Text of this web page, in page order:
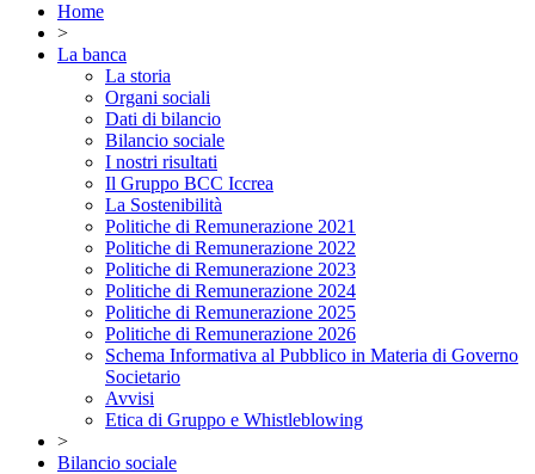
Home
>
La banca
La storia
Organi sociali
Dati di bilancio
Bilancio sociale
I nostri risultati
Il Gruppo BCC Iccrea
La Sostenibilità
Politiche di Remunerazione 2021
Politiche di Remunerazione 2022
Politiche di Remunerazione 2023
Politiche di Remunerazione 2024
Politiche di Remunerazione 2025
Politiche di Remunerazione 2026
Schema Informativa al Pubblico in Materia di Governo
Societario
Avvisi
Etica di Gruppo e Whistleblowing
>
Bilancio sociale